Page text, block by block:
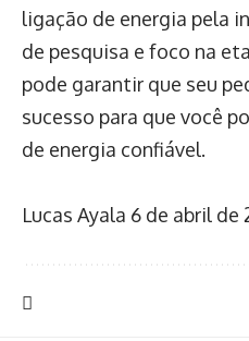
ligação de energia pela
de pesquisa e foco na
pode garantir que seu
sucesso para que você
de energia confiável.
Lucas Ayala 6 de abril de